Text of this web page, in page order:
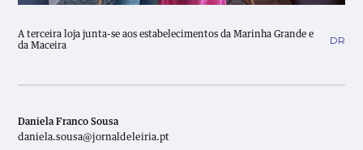
A terceira loja junta-se aos estabelecimentos da Marinha Grande e
da Maceira
DR
Daniela Franco Sousa
daniela.sousa@jornaldeleiria.pt